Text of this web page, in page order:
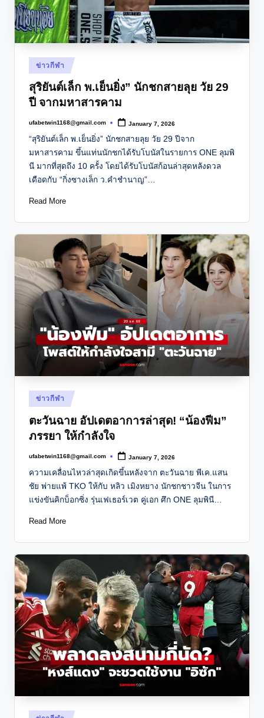
Posted
in
ข่าวกีฬา
สุริยันต์เล็ก พ.เย็นยิ่ง” นักชกสายลุย วัย 29
ปี จากมหาสารคาม
Posted
ufabetwin1168@gmail.com January 7, 2026
“สุริยันต์เล็ก พ.เย็นยิ่ง” นักชกสายลุย วัย 29 ปีจาก
มหาสารคาม ขึ้นแท่นนักชกได้รับโบนัสในรายการ ONE ลุมพิ
นี มากที่สุดถึง 10 ครั้ง โดยได้รับโบนัสก้อนล่าสุดหลังดวล
เดือดกับ “กิ่งซางเล็ก ว.คําชํานาญ”…
Read More
Posted
in
ข่าวกีฬา
ตะวันฉาย อัปเดตอาการล่าสุด! “น้องฟีม”
ภรรยา ให้กำลังใจ
Posted
ufabetwin1168@gmail.com January 7, 2026
ความเคลื่อนไหวล่าสุดเกิดขึ้นหลังจาก ตะวันฉาย พีเค.แสน
ชัย พ่ายแพ้ TKO ให้กับ หลิว เมิงหยาง นักชกชาวจีน ในการ
แข่งขันคิกบ็อกซิ่ง รุ่นเฟเธอร์เวต คู่เอก ศึก ONE ลุมพินี…
Read More
Posted